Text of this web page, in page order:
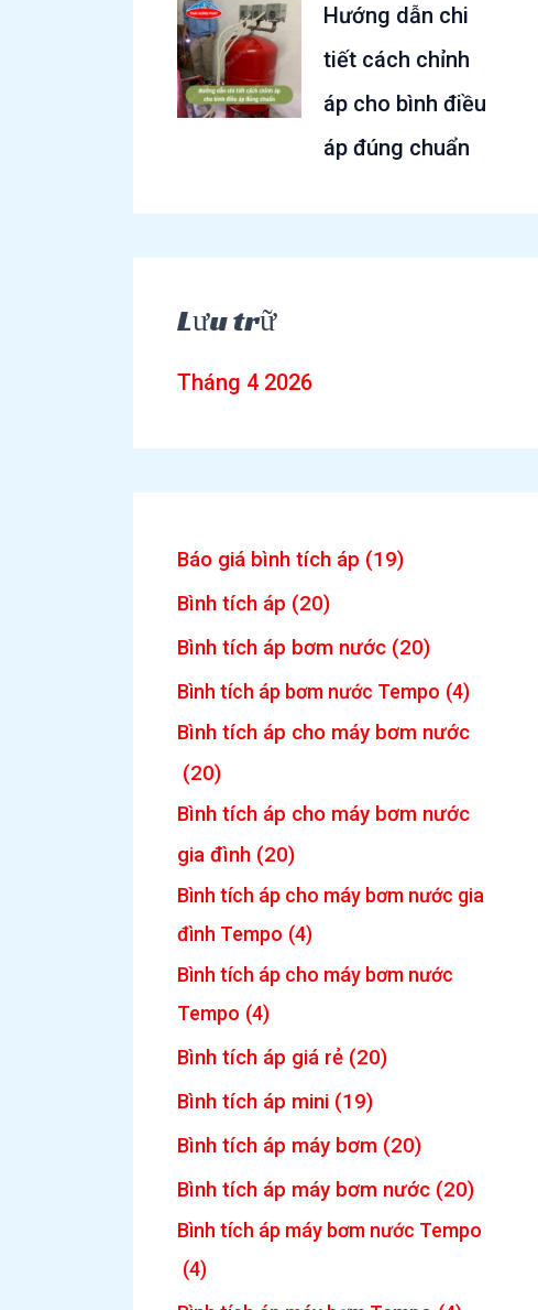
Hướng dẫn chi
tiết cách chỉnh
áp cho bình điều
áp đúng chuẩn
Lưu trữ
Tháng 4 2026
Báo giá bình tích áp (19)
Bình tích áp (20)
Bình tích áp bơm nước (20)
Bình tích áp bơm nước Tempo (4)
Bình tích áp cho máy bơm nước
(20)
Bình tích áp cho máy bơm nước
gia đình (20)
Bình tích áp cho máy bơm nước gia
đình Tempo (4)
Bình tích áp cho máy bơm nước
Tempo (4)
Bình tích áp giá rẻ (20)
Bình tích áp mini (19)
Bình tích áp máy bơm (20)
Bình tích áp máy bơm nước (20)
Bình tích áp máy bơm nước Tempo
(4)